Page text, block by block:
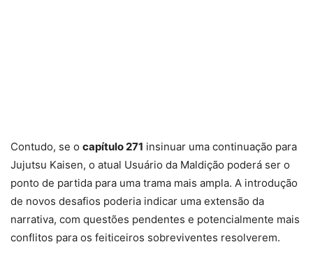
Contudo, se o capítulo 271 insinuar uma continuação para
Jujutsu Kaisen, o atual Usuário da Maldição poderá ser o
ponto de partida para uma trama mais ampla. A introdução
de novos desafios poderia indicar uma extensão da
narrativa, com questões pendentes e potencialmente mais
conflitos para os feiticeiros sobreviventes resolverem.